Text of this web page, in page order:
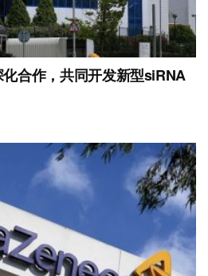
合作，共同开发新型siRNA